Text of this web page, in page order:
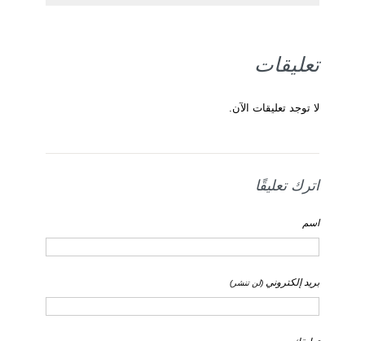
تعليقات
لا توجد تعليقات الآن.
اترك تعليقًا
اسم
بريد إلكتروني (لن تنشر)